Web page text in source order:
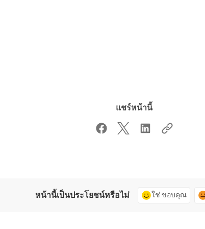
แชร์หน้านี้
หน้านี้เป็นประโยชน์หรือไม่ ใช่ ขอบคุณ